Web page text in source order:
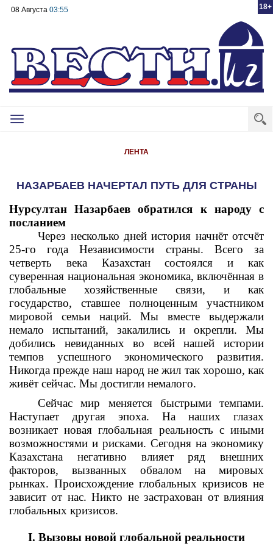
18+
08 Августа 03:55
Toggle
ЛЕНТА
НАЗАРБАЕВ НАЧЕРТАЛ ПУТЬ ДЛЯ СТРАНЫ
Нурсултан Назарбаев обратился к народу с
посланием
Через несколько дней история начнёт отсчёт
25-го года Независимости страны. Всего за
четверть века Казахстан состоялся и как
суверенная национальная экономика, включённая в
глобальные хозяйственные связи, и как
государство, ставшее полноценным участником
мировой семьи наций. Мы вместе выдержали
немало испытаний, закалились и окрепли. Мы
добились невиданных во всей нашей истории
темпов успешного экономического развития.
Никогда прежде наш народ не жил так хорошо, как
живёт сейчас. Мы достигли немалого.
Сейчас мир меняется быстрыми темпами.
Наступает другая эпоха. На наших глазах
возникает новая глобальная реальность с иными
возможностями и рисками. Сегодня на экономику
Казахстана негативно влияет ряд внешних
факторов, вызванных обвалом на мировых
рынках. Происхождение глобальных кризисов не
зависит от нас. Никто не застрахован от влияния
глобальных кризисов.
I. Вызовы новой глобальной реальности